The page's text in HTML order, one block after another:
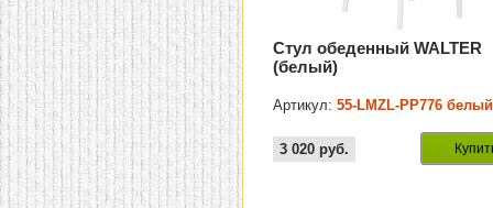
Стул обеденный WALTER
(белый)
Артикул:55-LMZL-PP776 белый
3 020 руб.